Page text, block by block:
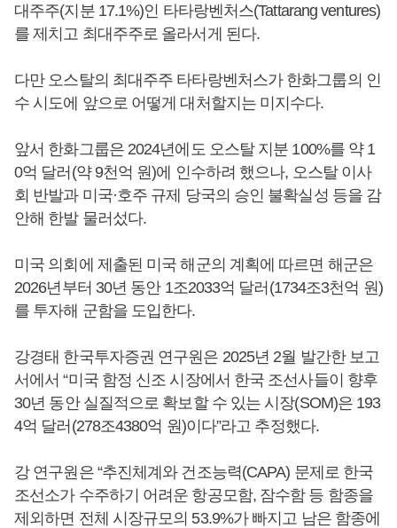
대주주(지분 17.1%)인 타타랑벤처스(Tattarang ventures)
를 제치고 최대주주로 올라서게 된다.
다만 오스탈의 최대주주 타타랑벤처스가 한화그룹의 인
수 시도에 앞으로 어떻게 대처할지는 미지수다.
앞서 한화그룹은 2024년에도 오스탈 지분 100%를 약 1
0억 달러(약 9천억 원)에 인수하려 했으나, 오스탈 이사
회 반발과 미국·호주 규제 당국의 승인 불확실성 등을 감
안해 한발 물러섰다.
미국 의회에 제출된 미국 해군의 계획에 따르면 해군은
2026년부터 30년 동안 1조2033억 달러(1734조3천억 원)
를 투자해 군함을 도입한다.
강경태 한국투자증권 연구원은 2025년 2월 발간한 보고
서에서 “미국 함정 신조 시장에서 한국 조선사들이 향후
30년 동안 실질적으로 확보할 수 있는 시장(SOM)은 193
4억 달러(278조4380억 원)이다”라고 추정했다.
강 연구원은 “추진체계와 건조능력(CAPA) 문제로 한국
조선소가 수주하기 어려운 항공모함, 잠수함 등 함종을
제외하면 전체 시장규모의 53.9%가 빠지고 남은 함종에